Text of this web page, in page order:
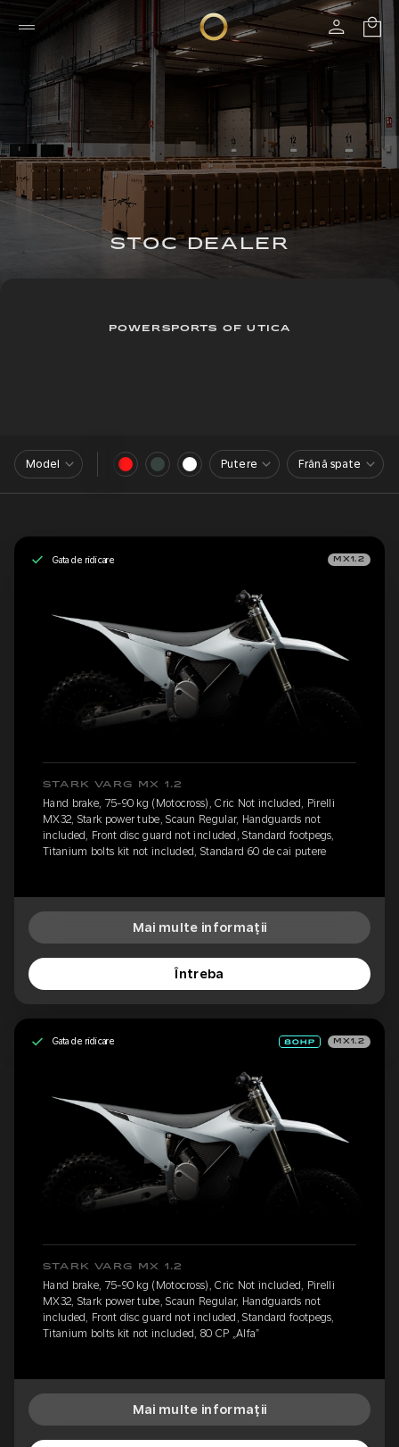
STOC DEALER
POWERSPORTS OF UTICA
Model Putere Frână spate
Gata de ridicare MX1.2
STARK VARG MX 1.2
Hand brake, 75-90 kg (Motocross), Cric Not included, Pirelli
MX32, Stark power tube, Scaun Regular, Handguards not
included, Front disc guard not included, Standard footpegs,
Titanium bolts kit not included, Standard 60 de cai putere
Mai multe informații
Întreba
Gata de ridicare MX1.2
STARK VARG MX 1.2
Hand brake, 75-90 kg (Motocross), Cric Not included, Pirelli
MX32, Stark power tube, Scaun Regular, Handguards not
included, Front disc guard not included, Standard footpegs,
Titanium bolts kit not included, 80 CP „Alfa”
Mai multe informații